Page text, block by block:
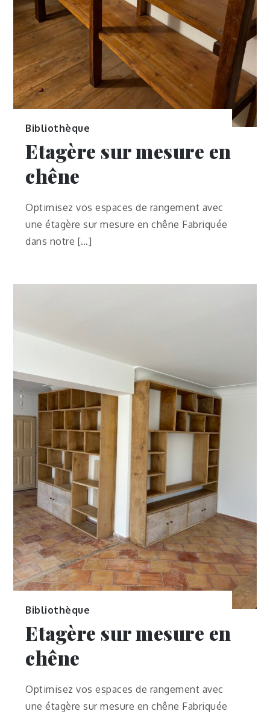
Bibliothèque
Etagère sur mesure en
chêne
Optimisez vos espaces de rangement avec
une étagère sur mesure en chêne Fabriquée
dans notre […]
Bibliothèque
Etagère sur mesure en
chêne
Optimisez vos espaces de rangement avec
une étagère sur mesure en chêne Fabriquée